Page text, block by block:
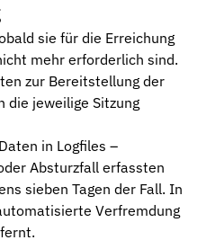
sie für die Erreichung
mehr erforderlich sind.
zur Bereitstellung der
die jeweilige Sitzung
in Logfiles –
Absturzfall erfassten
sieben Tagen der Fall. In
Verfremdung